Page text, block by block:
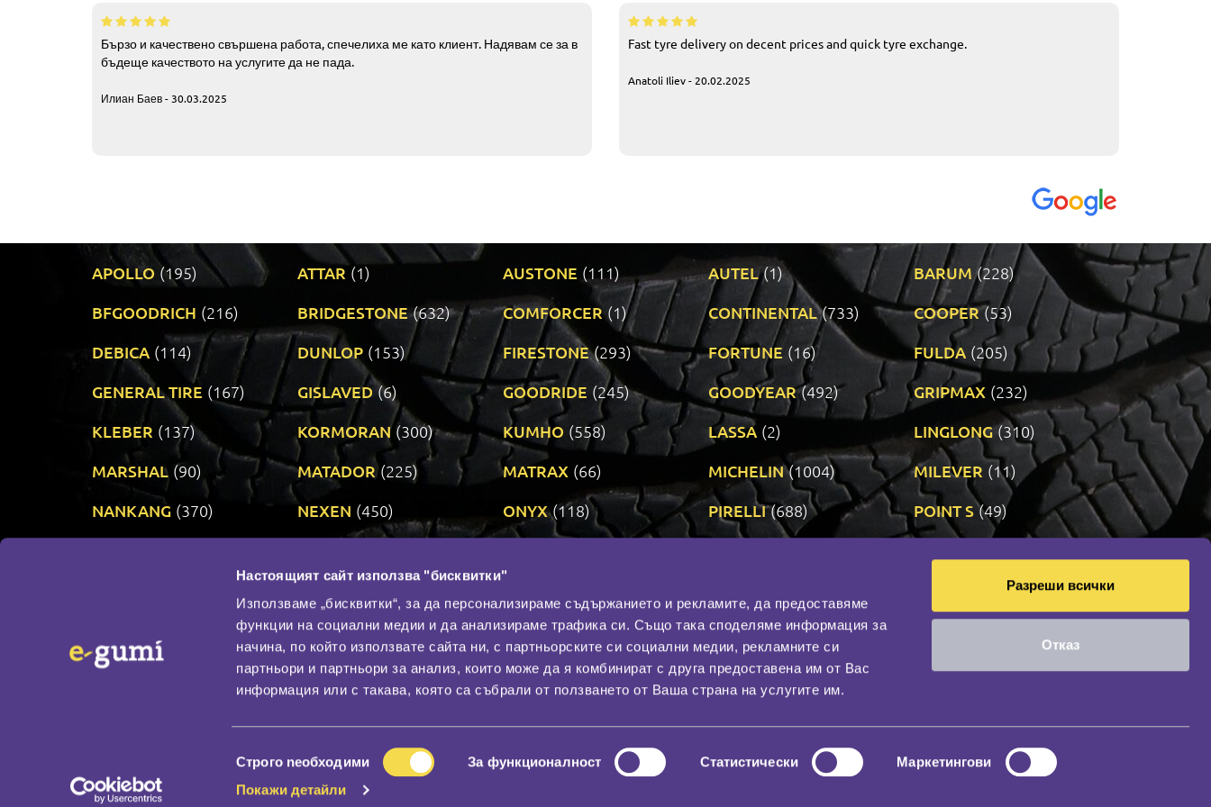
Настоящият сайт използва "бисквитки"
Използваме „бисквитки“, за да персонализираме съдържанието и рекламите, да предоставяме
функции на социални медии и да анализираме трафика си. Също така споделяме информация за
начина, по който използвате сайта ни, с партньорските си социални медии, рекламните си
партньори и партньори за анализ, които може да я комбинират с друга предоставена им от Вас
информация или с такава, която са събрали от ползването от Ваша страна на услугите им.
на
съгласие
Строго nеобходими За функционалност Статистически
Маркетингови
Покажи детайли
Разреши всички
Отказ
Бързо и качествено свършена работа, спечелиха ме като клиент. Надявам се за в
бъдеще качеството на услугите да не пада.
Илиан Баев - 30.03.2025
Fast tyre delivery on decent prices and quick tyre exchange.
Anatoli Iliev - 20.02.2025
APOLLO (195) ATTAR (1) AUSTONE (111) AUTEL (1) BARUM (228)
BFGOODRICH (216) BRIDGESTONE (632) COMFORCER (1) CONTINENTAL (733) COOPER (53)
DEBICA (114) DUNLOP (153) FIRESTONE (293) FORTUNE (16) FULDA (205)
GENERAL TIRE (167) GISLAVED (6) GOODRIDE (245) GOODYEAR (492) GRIPMAX (232)
KLEBER (137) KORMORAN (300) KUMHO (558) LASSA (2) LINGLONG (310)
MARSHAL (90) MATADOR (225) MATRAX (66) MICHELIN (1004) MILEVER (11)
NANKANG (370) NEXEN (450) ONYX (118) PIRELLI (688) POINT S (49)
VREDESTEIN (470)
По бранд
Промотирани гуми
Доставка и плащане
Политика за поверителност
Контакти
За нас
Гаранция
Социална мрежа
НАШИЯТ БЛОГ